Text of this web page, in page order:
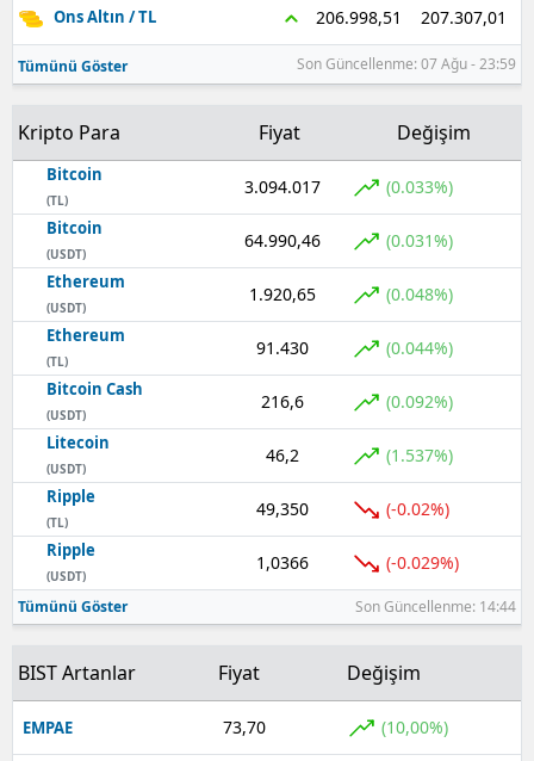
Samsun
Siirt
Sinop
Sivas
Tekirdağ
Tokat
Tunceli
Şanlıurfa
Uşak
Yozgat
Zonguldak
Aksaray
Bayburt
Ons Altın / TL 206.998,51 207.307,01
Tümünü Göster Son Güncellenme: 07 Ağu - 23:59
Kripto Para Fiyat Değişim
Bitcoin
(TL)
3.094.017 (0.033%)
Bitcoin
(USDT)
64.990,46 (0.031%)
Ethereum
(USDT)
1.920,65 (0.048%)
Ethereum
(TL)
91.430 (0.044%)
Bitcoin Cash
(USDT)
216,6 (0.092%)
Litecoin
(USDT)
46,2 (1.537%)
Ripple
(TL)
49,350 (-0.02%)
Ripple
(USDT)
1,0366 (-0.029%)
Tümünü Göster Son Güncellenme: 14:44
BIST Artanlar Fiyat Değişim
EMPAE 73,70 (10,00%)